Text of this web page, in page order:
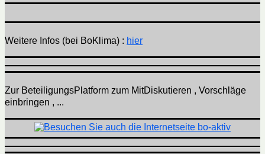
Weitere Infos (bei BoKlima) : hier
Zur BeteiligungsPlatform zum MitDiskutieren , Vorschläge
einbringen , ...